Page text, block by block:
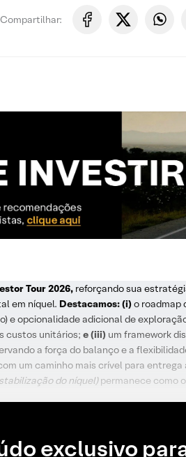
Compartilhar:
Tour 2026, reforçando sua
em níquel. Destacamos: (i)o roadmap
e opcionalidade adicional de
custos unitários; e (iii) um framework
a força do balanço e a
um caminho mais crível para
do níquel)permanece como
exclusivo